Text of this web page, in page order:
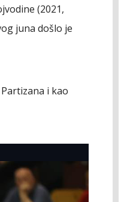
(2021,
juna došlo je
i kao